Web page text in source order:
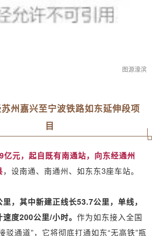
图源濠滨
州嘉兴至宁波铁路如东延伸段项
目
亿元，起自既有南通站，向东经通州
，设南通、南通州、如东东3座车站。
，其中新建正线长53.7公里，单线，
度200公里/小时。 作为如东接入全国
驳通道”，它将彻底打通如东“无高铁”瓶